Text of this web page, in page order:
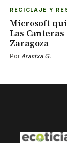
RECICLAJE Y
Microsoft
Las
Zaragoza
PorArantxa G.